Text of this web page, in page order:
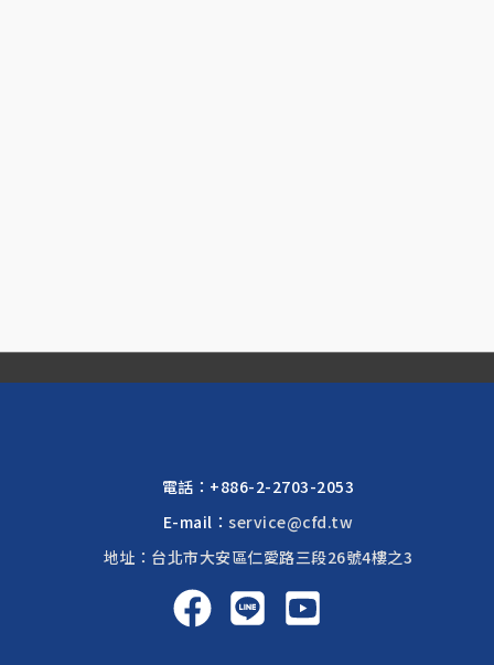
電話： +886-2-2703-2053
E-mail：service@cfd.tw
地址：台北市大安區仁愛路三段26號4樓之3